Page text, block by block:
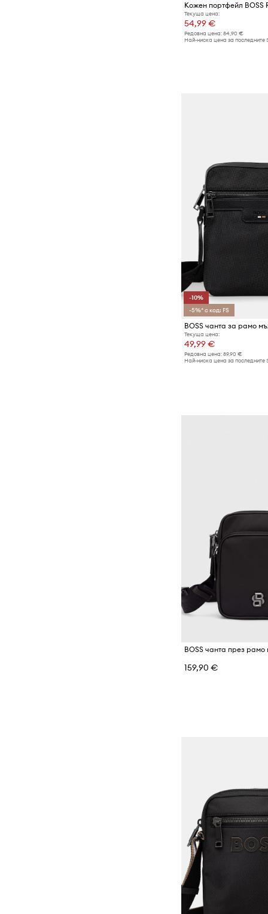
Кожен портфейл BOSS
Текуща цена:
54,99 €
Редовна цена: 84,90 €
Най-ниска цена за последните
-10%
-5%* с код: FS
Текуща цена:
49,99 €
Редовна цена: 89,90 €
Най-ниска цена за последните
159,90 €